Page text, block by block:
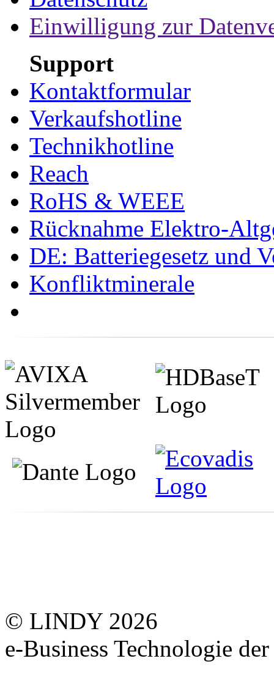
Einwilligung zur
Support
Kontaktformular
Verkaufshotline
Technikhotline
Reach
RoHS & WEEE
Rücknahme Elektro-
DE: Batteriegesetz und
Konfliktminerale
© LINDY 2026
e-Business Technologie